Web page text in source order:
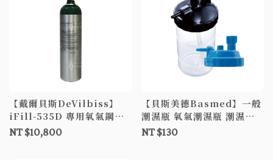
【戴爾貝斯DeVilbiss】
iFill-535D 專用氧氣鋼瓶
氧氣機鋼瓶 美國進口
NT $10,800
【貝斯美德Basmed】一般
潮濕瓶 氧氣潮濕瓶 潮濕瓶
蓋子顏色藍黑隨機
NT $130